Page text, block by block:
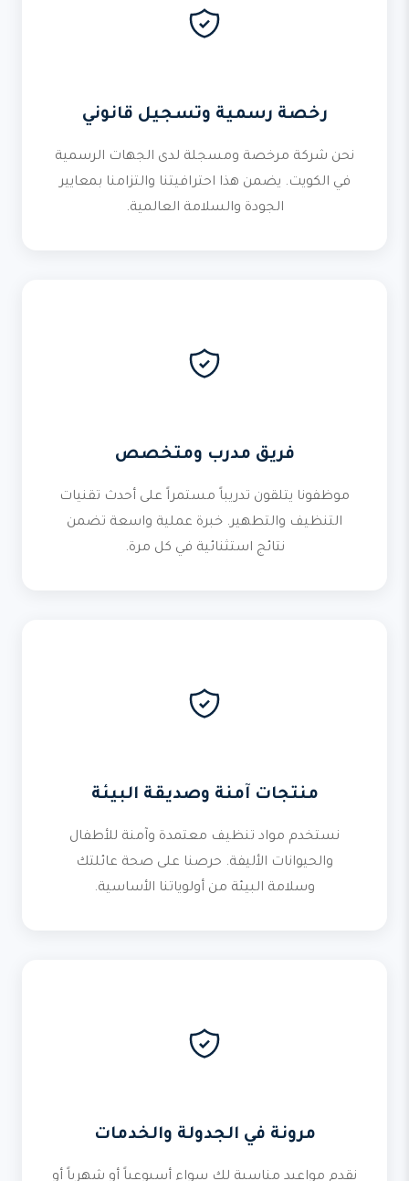
رخصة رسمية وتسجيل قانوني
نحن شركة مرخصة ومسجلة لدى الجهات الرسمية
في الكويت. يضمن هذا احترافيتنا والتزامنا بمعايير
الجودة والسلامة العالمية.
فريق مدرب ومتخصص
موظفونا يتلقون تدريباً مستمراً على أحدث تقنيات
التنظيف والتطهير. خبرة عملية واسعة تضمن
نتائج استثنائية في كل مرة.
منتجات آمنة وصديقة البيئة
نستخدم مواد تنظيف معتمدة وآمنة للأطفال
والحيوانات الأليفة. حرصنا على صحة عائلتك
وسلامة البيئة من أولوياتنا الأساسية.
مرونة في الجدولة والخدمات
نقدم مواعيد مناسبة لك سواء أسبوعياً أو شهرياً أو